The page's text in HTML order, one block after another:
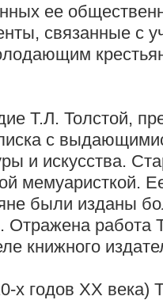
ее
связанные с
Т.Л. Толстой,
с
и искусства.
мемуаристкой.
были изданы
Отражена работа
книжного
х годов XX века)